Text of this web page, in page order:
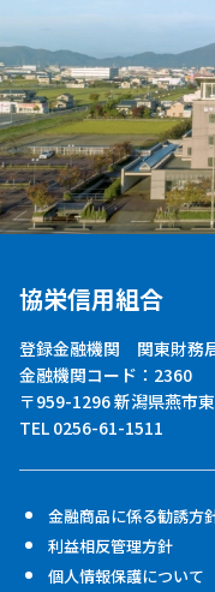
協栄信用組合
登録金融機関 関東財務
金融機関コード：2360
〒959-1296 新潟県燕市
TEL 0256-61-1511
金融商品に係る勧誘方
利益相反管理方針
個人情報保護について